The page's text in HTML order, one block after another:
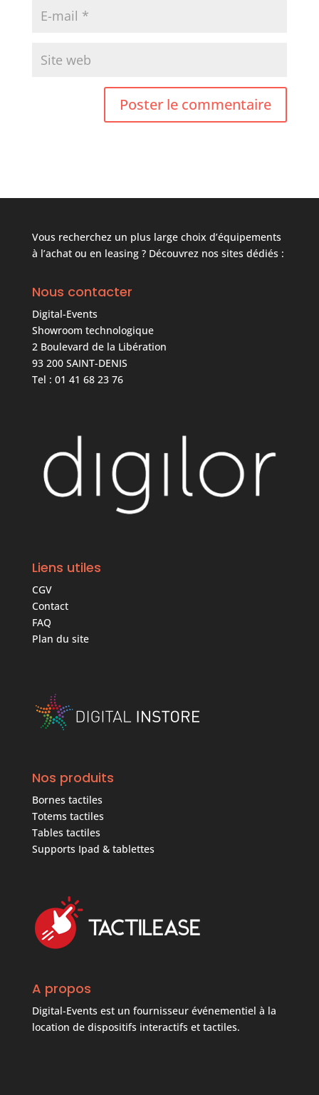
Vous recherchez un plus large choix d’équipements
à l’achat ou en leasing ? Découvrez nos sites dédiés :
Nous contacter
Digital-Events
Showroom technologique
2 Boulevard de la Libération
93 200 SAINT-DENIS
Tel : 01 41 68 23 76
Liens utiles
CGV
Contact
FAQ
Plan du site
Nos produits
Bornes tactiles
Totems tactiles
Tables tactiles
Supports Ipad & tablettes
A propos
Digital-Events est un fournisseur événementiel à la
location de dispositifs interactifs et tactiles.